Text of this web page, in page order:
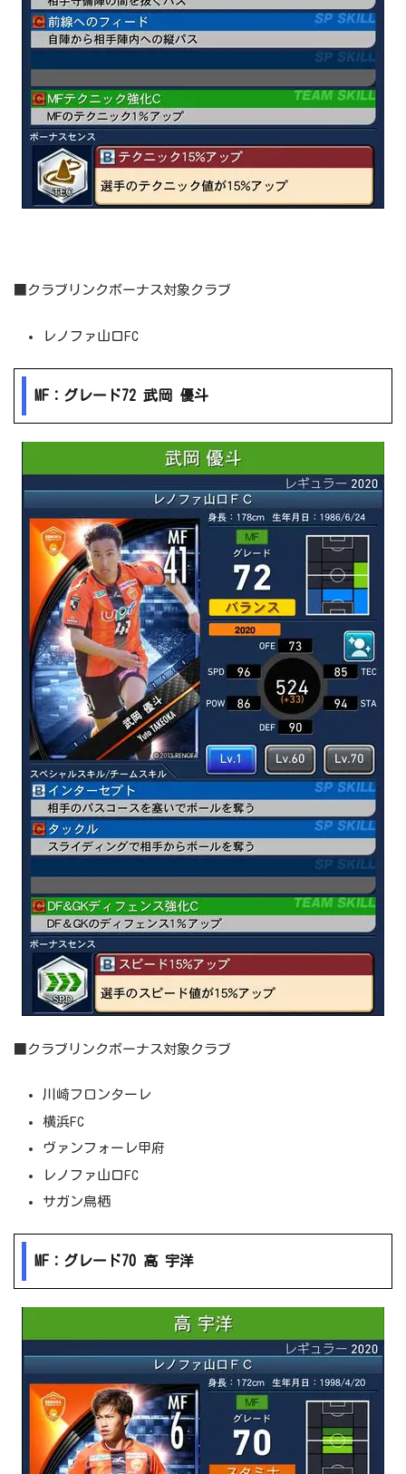
■クラブリンクボーナス対象クラブ
レノファ山口FC
MF：グレード72 武岡 優斗
■クラブリンクボーナス対象クラブ
川崎フロンターレ
横浜FC
ヴァンフォーレ甲府
レノファ山口FC
サガン鳥栖
MF：グレード70 高 宇洋